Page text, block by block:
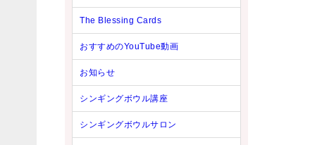
The Blessing Cards
おすすめのYouTube動画
お知らせ
シンギングボウル講座
シンギングボウルサロン